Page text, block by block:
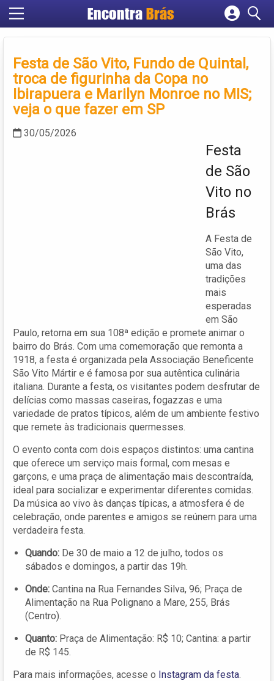
Encontra Brás
Cadastrar empresa
Criar conta
Festa de São Vito, Fundo de Quintal,
troca de figurinha da Copa no
Ibirapuera e Marilyn Monroe no MIS;
veja o que fazer em SP
30/05/2026
Festa
de São
Vito no
Brás
A Festa de
São Vito,
uma das
tradições
mais
esperadas
em São
Paulo, retorna em sua 108ª edição e promete animar o
bairro do Brás. Com uma comemoração que remonta a
1918, a festa é organizada pela Associação Beneficente
São Vito Mártir e é famosa por sua autêntica culinária
italiana. Durante a festa, os visitantes podem desfrutar de
delícias como massas caseiras, fogazzas e uma
variedade de pratos típicos, além de um ambiente festivo
que remete às tradicionais quermesses.
O evento conta com dois espaços distintos: uma cantina
que oferece um serviço mais formal, com mesas e
garçons, e uma praça de alimentação mais descontraída,
ideal para socializar e experimentar diferentes comidas.
Da música ao vivo às danças típicas, a atmosfera é de
celebração, onde parentes e amigos se reúnem para uma
verdadeira festa.
Quando: De 30 de maio a 12 de julho, todos os
sábados e domingos, a partir das 19h.
Onde: Cantina na Rua Fernandes Silva, 96; Praça de
Alimentação na Rua Polignano a Mare, 255, Brás
(Centro).
Quanto: Praça de Alimentação: R$ 10; Cantina: a partir
de R$ 145.
Para mais informações, acesse o Instagram da festa.